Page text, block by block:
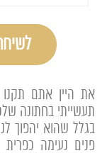
את היין אתם תקנו
תעשייתי בחתונה
בגלל שהוא יהפוך
פנים נעימה כפרית